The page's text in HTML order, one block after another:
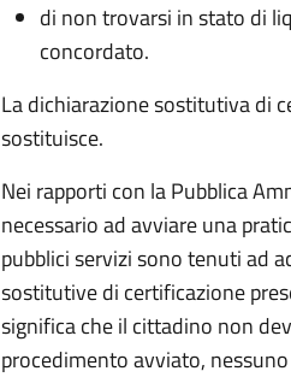
di non trovarsi in stato di
concordato.
La dichiarazione sostitutiva di
sostituisce.
Nei rapporti con la Pubblica
necessario ad avviare una
pubblici servizi sono tenuti ad
sostitutive di certificazione
significa che il cittadino non
procedimento avviato,